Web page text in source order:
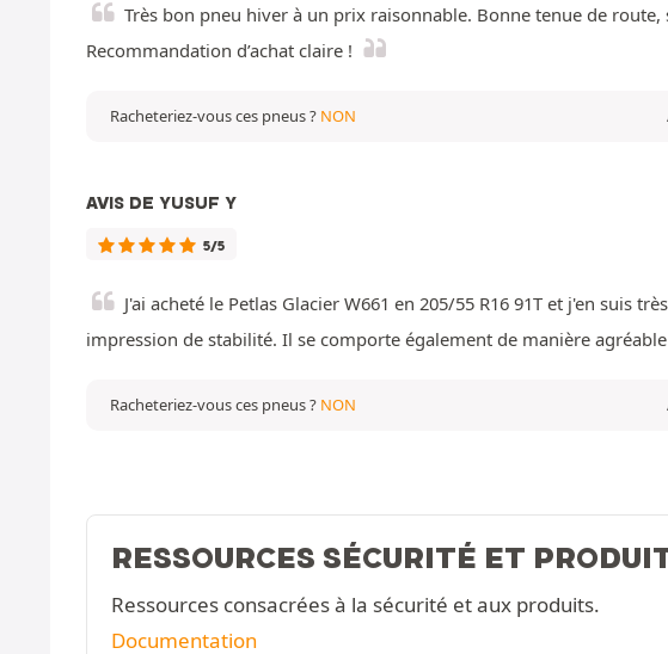
Très bon pneu hiver à un prix raisonnable. Bonne tenue de
Recommandation d’achat claire !
Racheteriez-vous ces pneus ? NON
AVIS DE YUSUF Y
5/5
J'ai acheté le Petlas Glacier W661 en 205/55 R16 91T et j'en suis
impression de stabilité. Il se comporte également de manière
Racheteriez-vous ces pneus ? NON
RESSOURCES SÉCURITÉ ET
Ressources consacrées à la sécurité et aux produits.
Documentation